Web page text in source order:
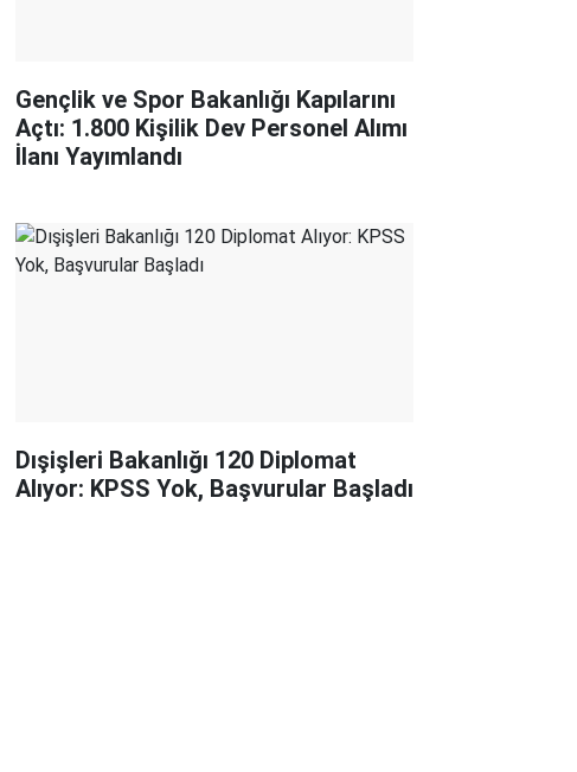
Gençlik ve Spor Bakanlığı Kapılarını
Açtı: 1.800 Kişilik Dev Personel Alımı
İlanı Yayımlandı
Dışişleri Bakanlığı 120 Diplomat
Alıyor: KPSS Yok, Başvurular Başladı